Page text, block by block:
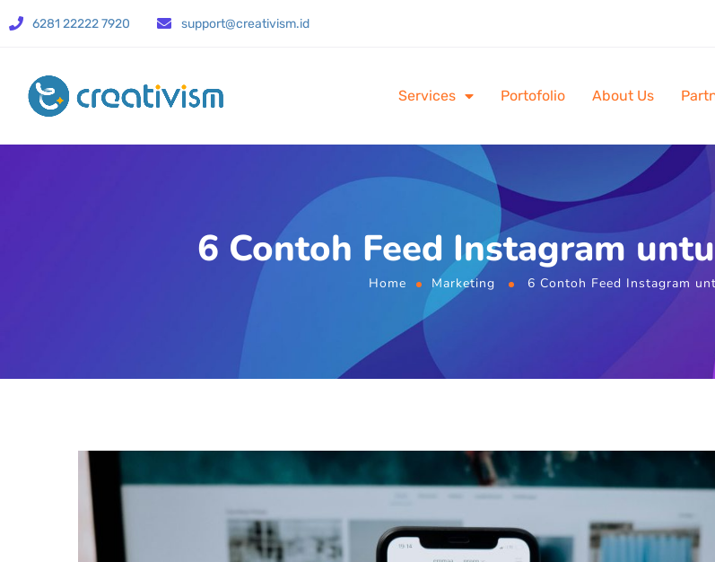
6281 22222 7920 support@creativism.id
Services Portofolio About Us
6 Contoh Feed Instagram
Home Marketing 6 Contoh Feed Instagram